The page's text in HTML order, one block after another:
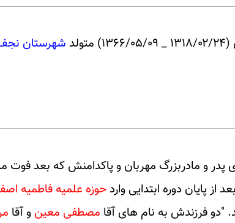
شهرستان نجف
و مادربزرگ مهربان و پاکدامنش که بعد فوت
پایان دوره ابتدایی واردحوزه علمیه فاطمیه
مصطفی معین و آقا